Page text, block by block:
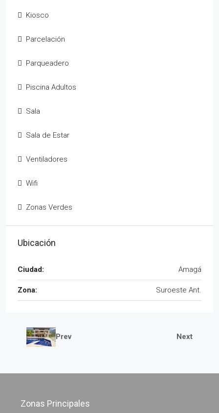
Kiosco
Parcelación
Parqueadero
Piscina Adultos
Sala
Sala de Estar
Ventiladores
Wifi
Zonas Verdes
Ubicación
Ciudad: Amagá
Zona: Suroeste Ant.
Prev Next
Zonas Principales